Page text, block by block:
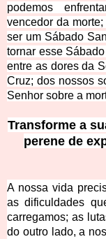
podemos
vencedor da
ser um Sábado
tornar esse
entre as dores da
Cruz; dos nossos
Senhor sobre a
Transforme a
perene de
A nossa vida
as dificuldades
carregamos; as
do outro lado, a